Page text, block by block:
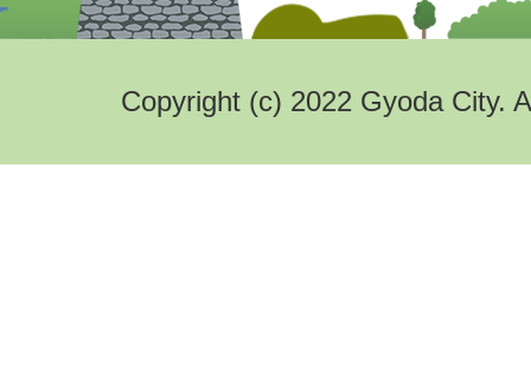
Copyright (c) 2022 Gyoda City.